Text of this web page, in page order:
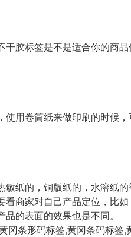
胶标签是不是适合你的商
用卷筒纸来做印刷的时候
纸的，铜版纸的，水溶纸
商家对自己产品定位，比
的表面的效果也是不同。
条形码标签,黄冈条码标签